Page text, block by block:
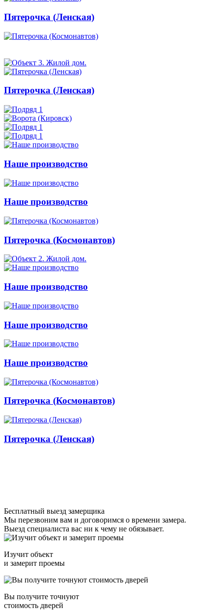
Пятерочка (Ленская)
Пятерочка (Ленская)
Наше производство
Наше производство
Пятерочка (Космонавтов)
Наше производство
Наше производство
Наше производство
Пятерочка (Космонавтов)
Пятерочка (Ленская)
Бесплатный выезд замерщика
Мы перезвоним вам и договоримся о времени замера.
Выезд специалиста вас ни к чему не обязывает.
Изучит объект
и замерит проемы
Вы получите точнуют
стоимость дверей